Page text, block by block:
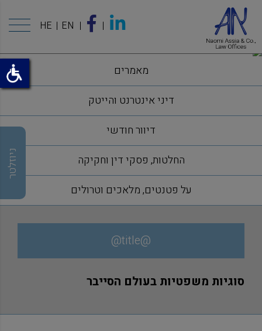
HE EN
מאמרים
דיני אינטרנט והייטק
דיוור חודשי
החלטות, פסקי דין וחקיקה
על פטנטים, מלאכים וטרולים
@title@
סוגיות משפטיות בעולם הסייבר
ניוזלטר